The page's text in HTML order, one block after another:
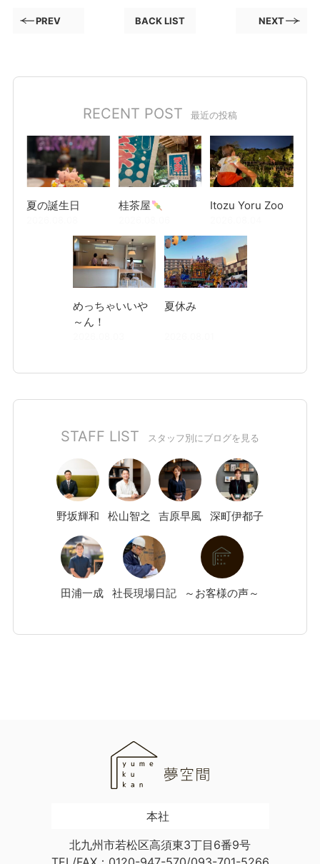
PREV BACK LIST NEXT
RECENT POST 最近の投稿
夏の誕生日 桂茶屋 Itozu Yoru Zoo
めっちゃいいや
～ん！
夏休み
STAFF LIST スタッフ別にブログを見る
野坂輝和 松山智之 吉原早風 深町伊都子
田浦一成 社長現場日記 ～お客様の声～
本社
北九州市若松区高須東3丁目6番9号